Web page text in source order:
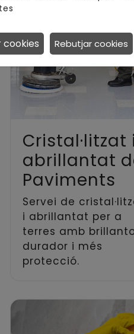
Cristal·litzat i
abrillantat
Paviments
Servei de
i abrillantat per a
terres amb
durador i més
protecció.
Rebutjar cookies
cookies